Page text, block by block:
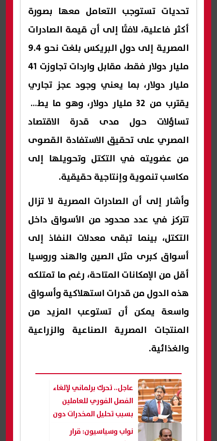
تحديات تستوجب التعامل معها بصورة
أكثر فاعلية، لافتًا إلى أن قيمة الصادرات
المصرية إلى دول البريكس بلغت نحو 9.4
مليار دولار فقط، مقابل واردات تجاوزت 41
مليار دولار، بما يعني وجود عجز تجاري
يقترب من 32 مليار دولار، وهو ما يطرح
تساؤلات حول مدى قدرة الاقتصاد
المصري على تحقيق الاستفادة القصوى
من عضويته في التكتل وتحويلها إلى
مكاسب تنموية وإنتاجية حقيقية.
وأشار إلى أن الصادرات المصرية لا تزال
تتركز في عدد محدود من الأسواق داخل
التكتل، بينما تبقى معدلات النفاذ إلى
أسواق كبرى مثل الصين والهند وروسيا
أقل من الإمكانات المتاحة، رغم ما تمتلكه
هذه الدول من قدرات استهلاكية وأسواق
واسعة يمكن أن تستوعب المزيد من
المنتجات المصرية الصناعية والزراعية
والغذائية.
عاجل.. تحرك برلماني لإلغاء
الفصل الفوري للعاملين
بسبب تحليل المخدرات دون
تحقيق وضمانات
نواب وسياسيون: قرار